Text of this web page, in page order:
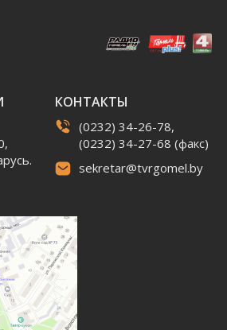
КОНТАКТЫ
(0232) 34-26-78,
(0232) 34-27-68 (факс)
sekretar@tvrgomel.by